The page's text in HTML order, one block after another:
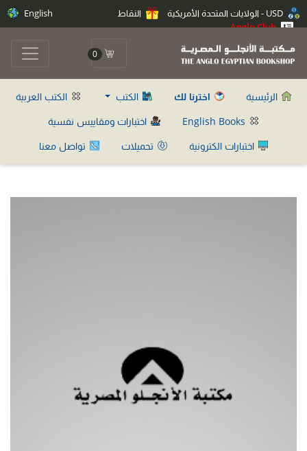
النقاط
Anglo Club
English
0
الرئيسية اخترنا لك الكتب
الكتب العربية
اختبارات ومقاييس نفسية
اختبارات الكترونية
تحميلات تواصل معنا